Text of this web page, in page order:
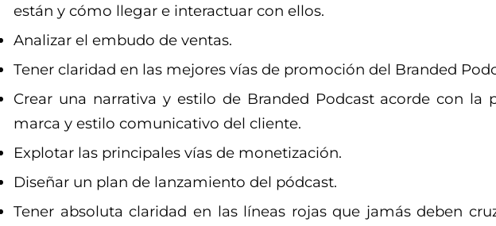
están y cómo llegar e interactuar con ellos.
Analizar el embudo de ventas.
Tener claridad en las mejores vías de promoción del Branded
Crear una narrativa y estilo de Branded Podcast acorde con la
marca y estilo comunicativo del cliente.
Explotar las principales vías de monetización.
Diseñar un plan de lanzamiento del pódcast.
Tener absoluta claridad en las líneas rojas que jamás deben